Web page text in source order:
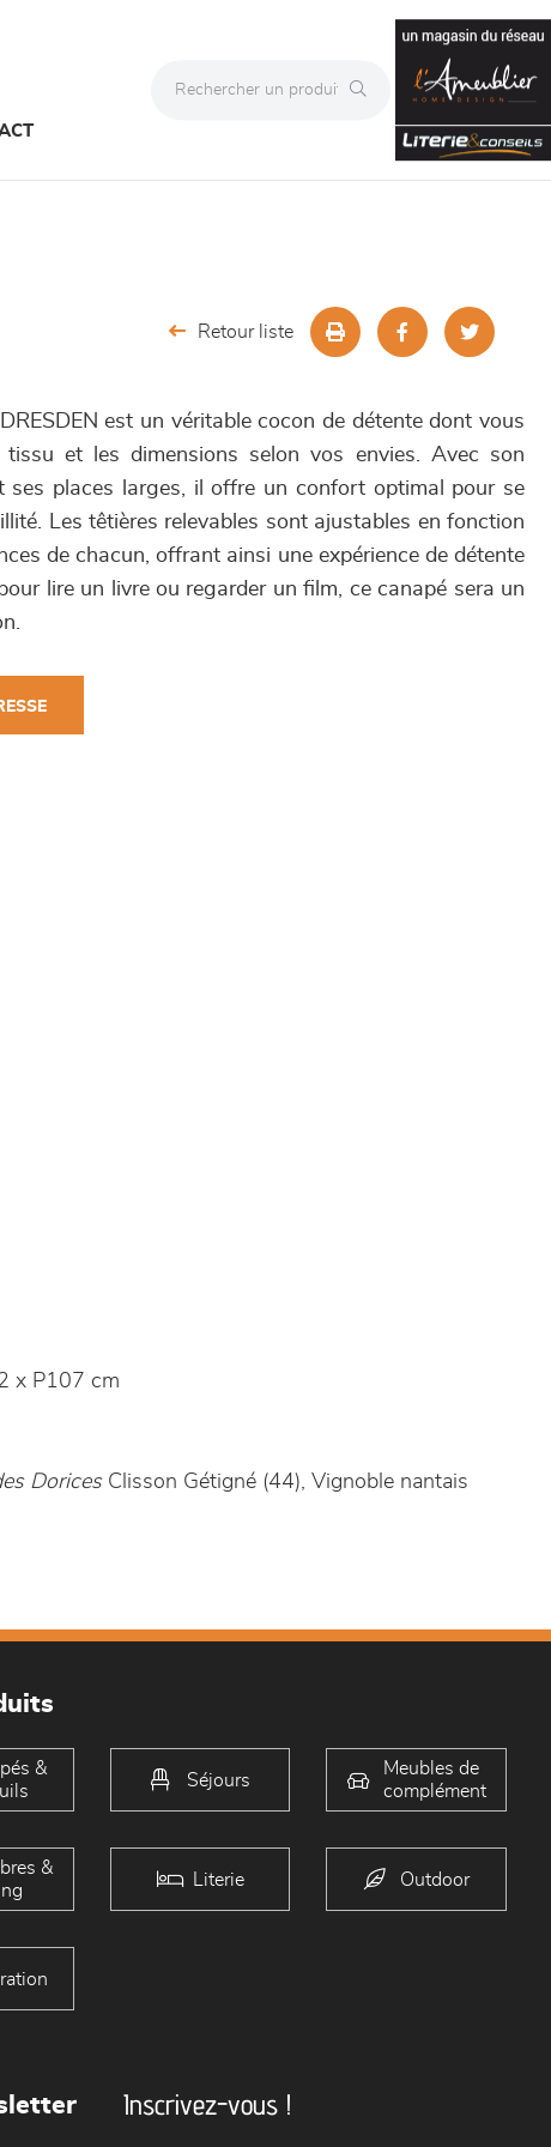
Retour liste
est un véritable cocon de détente dont vous
tissu et les dimensions selon vos envies. Avec son
ses places larges, il offre un confort optimal pour se
Les têtières relevables sont ajustables en fonction
de chacun, offrant ainsi une expérience de détente
lire un livre ou regarder un film, ce canapé sera un
x P107 cm
DoricesClisson Gétigné (44), Vignoble nantais
&
Séjours
Meubles de
complément
&
Literie Outdoor
Inscrivez-vous !